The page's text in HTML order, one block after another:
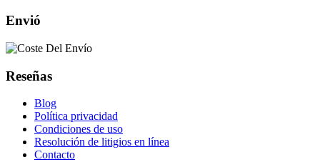
Envió
Reseñas
Blog
Política privacidad
Condiciones de uso
Resolución de litigios en línea
Contacto